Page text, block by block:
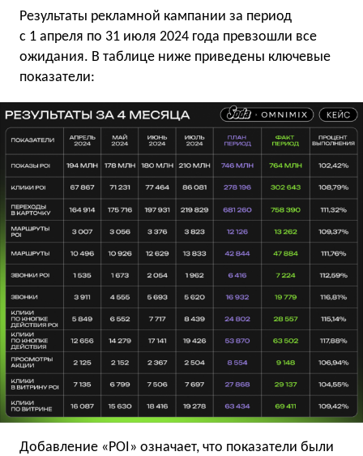
Результаты рекламной кампании за период
с 1 апреля по 31 июля 2024 года превзошли все
ожидания. В таблице ниже приведены ключевые
показатели:
Добавление «POI» означает, что показатели были